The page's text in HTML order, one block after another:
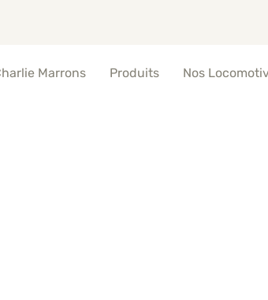
Marrons Produits Nos